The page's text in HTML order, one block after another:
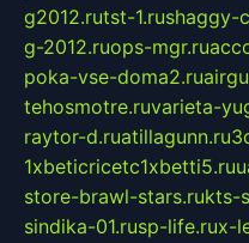
g2012.rutst-1.rushaggy-
g-2012.ruops-mgr.ru
poka-vse-doma2.ru
tehosmotre.ruvarieta-
raytor-d.ruatillagunn.ru
1xbeticricetc1xbetti5.ru
store-brawl-stars.rukts-
sindika-01.rusp-life.rux-